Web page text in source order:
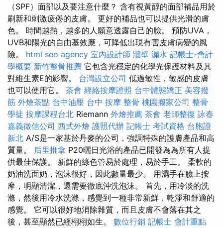
（SPF）面部以及要注意什麼？ 含有視黃醇的面部補品用於
刷新和刺激疲倦的皮膚。 更好的補品也可以提供光滑的膚
色。 時間越熱，越多的人願意透露自己的臉。 預防UVA，
UVB和陽光的自由基效應，可降低出現有害皮膚病變的風
險。 html seo agency 室內設計師 牆壁 漏水 記帳士-會計
學概要 新竹整骨推薦 它包含光穩定的化學光保護材料及其
對維生素E的影響。 台灣設立公司 低過敏性，敏感的皮膚
也可以使用它。 茶會 經絡按摩證照 台中體態矯正 美容撥
筋 外燴茶點 台中油壓 台中 按摩 整骨 桃園搬家公司 整骨
學徒 按摩課程台北 Riemann 外燴推薦 茶會 老師整復 詠春
嘉義徵信公司 西式外燴 護照代辦 記帳士 考試資格 台胞證
新北 A/S是一家基於丹麥的公司，強調特殊的護膚產品和高
質量。 后里推拿 P20曬日光浴的產品已開發為為所有人提
供最佳保護。 新鮮的綠色管易於處理，易於手工。 柔軟的
奶油洗面奶，泡沫很好，因此數量最少。 用濕手在臉上按
摩，明顯清潔，還需要徹底沖洗泡沫。 首先，用冷淡的洗
滌，然後用冷水洗滌，感覺到一種非常新鮮，乾淨和舒適的
感覺。 它可以很好地消除雜質，而且皮膚不會落在其之
後，甚至顯然已經栩栩如生。 數位行銷 記帳士 會計重點